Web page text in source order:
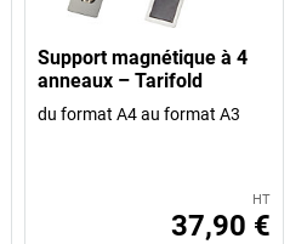
Support magnétique à 4
anneaux – Tarifold
du format A4 au format A3
HT
37,90 €